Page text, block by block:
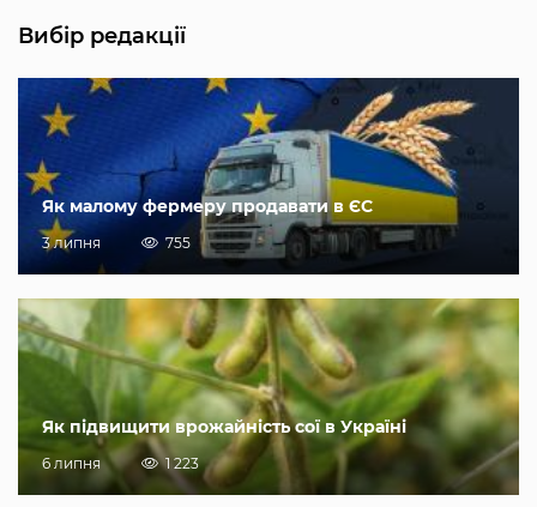
Вибір редакції
Як малому фермеру продавати в ЄС
3 липня 755
Як підвищити врожайність сої в Україні
6 липня 1 223